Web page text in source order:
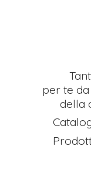
per te
della